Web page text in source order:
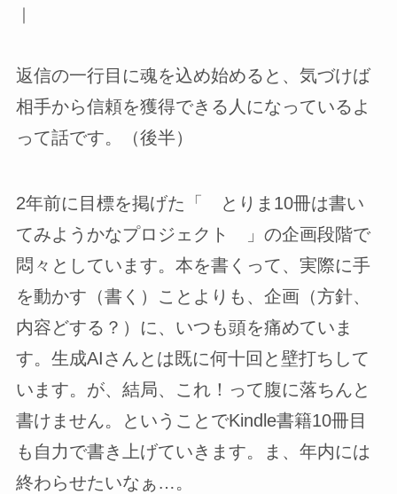
返信の一行目に魂を込め始めると、気づけば
相手から信頼を獲得できる人になっているよ
って話です。（後半）
2年前に目標を掲げた「 とりま10冊は書い
てみようかなプロジェクト 」の企画段階で
悶々としています。本を書くって、実際に手
を動かす（書く）ことよりも、企画（方針、
内容どする？）に、いつも頭を痛めていま
す。生成AIさんとは既に何十回と壁打ちして
います。が、結局、これ！って腹に落ちんと
書けません。ということでKindle書籍10冊目
も自力で書き上げていきます。ま、年内には
終わらせたいなぁ…。